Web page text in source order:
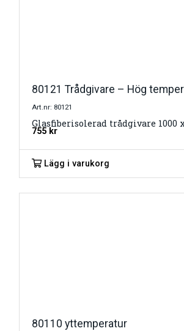
80121 Trådgivare – Hög
Art.nr: 80121
Glasfiberisolerad trådgivare 1000
755 kr
Lägg i varukorg
80110 yttemperatur